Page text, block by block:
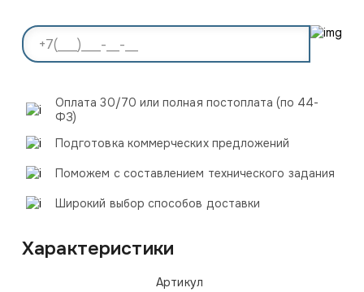
Оплата 30/70 или полная постоплата (по 44-
ФЗ)
Подготовка коммерческих предложений
Поможем с составлением технического задания
Широкий выбор способов доставки
Характеристики
Артикул